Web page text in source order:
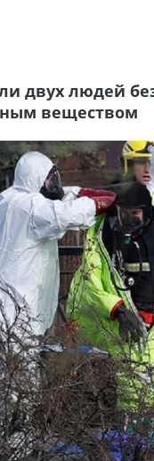
двух людей
веществом